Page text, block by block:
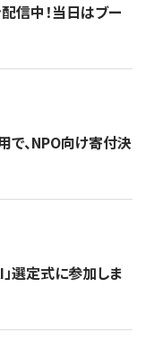
信中！当日はブー
で、NPO向け寄付決
選定式に参加しま